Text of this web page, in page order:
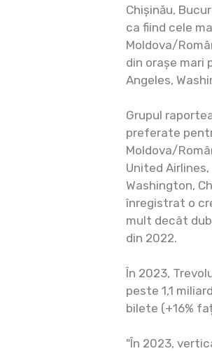
Chișinău,
ca fiind cele
Moldova/
din orașe mari
Angeles,
Grupul
preferate
Moldova/
United
Washington,
înregistrat o
mult decât
din 2022.
În 2023,
peste 1,1
bilete (+16%
"În 2023,